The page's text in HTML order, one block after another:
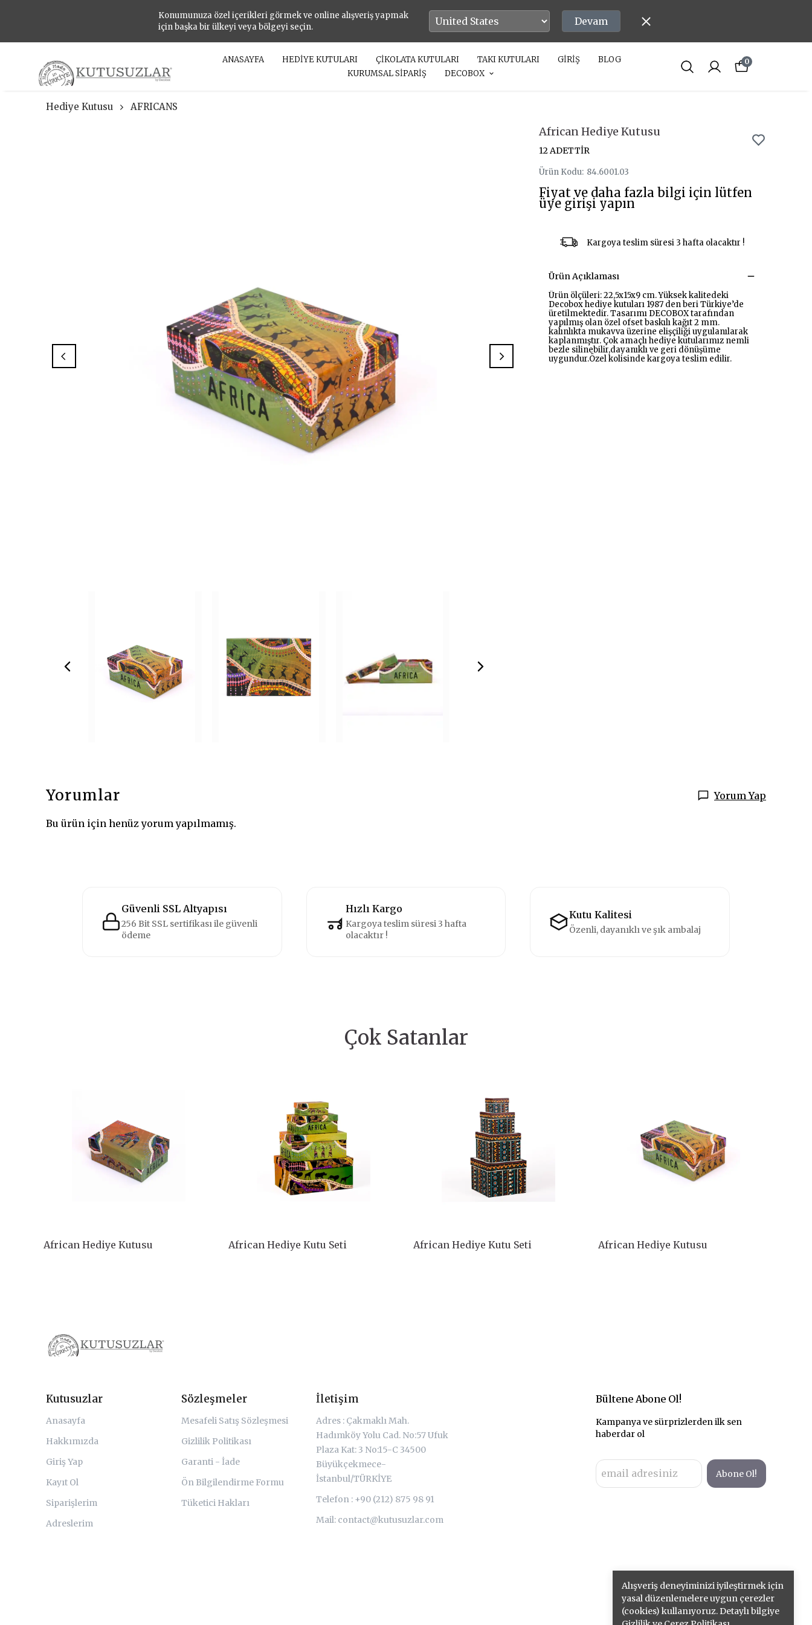
Konumunuza özel içerikleri görmek ve online alışveriş yapmak
için başka bir ülkeyi veya bölgeyi seçin.
Devam
ANASAYFA HEDİYE KUTULARI ÇİKOLATA KUTULARI TAKI KUTULARI GİRİŞ
BLOG
KURUMSAL SİPARİŞ
DECOBOX
0
Alışveriş deneyiminizi iyileştirmek için
yasal düzenlemelere uygun çerezler
(cookies) kullanıyoruz. Detaylı bilgiye
Hediye Kutusu AFRICANS
African Hediye Kutusu
12 ADETTİR
Ürün Kodu: 84.6001.03
Fiyat ve daha fazla bilgi için lütfen
üye girişi yapın
Kargoya teslim süresi 3 hafta olacaktır !
Ürün Açıklaması
Ürün ölçüleri: 22,5x15x9 cm. Yüksek kalitedeki
Decobox hediye kutuları 1987 den beri Türkiye’de
üretilmektedir. Tasarımı DECOBOX tarafından
yapılmış olan özel ofset baskılı kağıt 2 mm.
kalınlıkta mukavva üzerine elişçiliği uygulanılarak
kaplanmıştır. Çok amaçlı hediye kutularımız nemli
bezle silinebilir,dayanıklı ve geri dönüşüme
uygundur.Özel kolisinde kargoya teslim edilir.
Yorumlar Yorum Yap
Bu ürün için henüz yorum yapılmamış.
Güvenli SSL Altyapısı
256 Bit SSL sertifikası ile güvenli
ödeme
Hızlı Kargo
Kargoya teslim süresi 3 hafta
olacaktır !
Kutu Kalitesi
Özenli, dayanıklı ve şık ambalaj
Çok Satanlar
African Hediye Kutusu African Hediye Kutu Seti African Hediye Kutu Seti African Hediye Kutusu
Kutusuzlar
Anasayfa
Hakkımızda
Giriş Yap
Kayıt Ol
Siparişlerim
Adreslerim
Sözleşmeler
Mesafeli Satış Sözleşmesi
Gizlilik Politikası
Garanti - İade
Ön Bilgilendirme Formu
Tüketici Hakları
İletişim
Adres : Çakmaklı Mah.
Hadımköy Yolu Cad. No:57 Ufuk
Plaza Kat: 3 No:15-C 34500
Büyükçekmece-
İstanbul/TÜRKİYE
Telefon : +90 (212) 875 98 91
Mail: contact@kutusuzlar.com
Bültene Abone Ol!
Kampanya ve sürprizlerden ilk sen
haberdar ol
Abone Ol!